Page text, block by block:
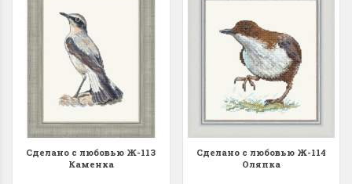
Сделано с любовью Ж-113
Каменка
Сделано с любовью Ж-114
Оляпка